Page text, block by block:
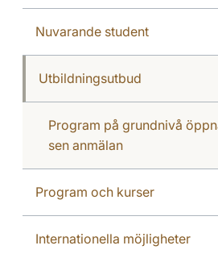
Nuvarande student
Utbildningsutbud
Program på grundnivå
sen anmälan
Program och kurser
Internationella möjligheter